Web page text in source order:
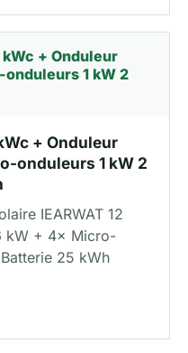
+ Onduleur
onduleurs 1 kW 2
IEARWAT 12
kW + 4× Micro-
25 kWh